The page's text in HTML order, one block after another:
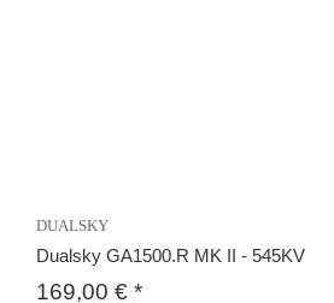
DUALSKY
Dualsky GA1500.R MK II - 545KV
169,00 € *